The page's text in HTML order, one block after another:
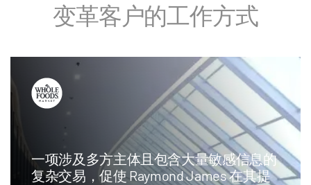
变革客户的工作方式
一项涉及多方主体且包含大量敏感信息的
复杂交易，促使 Raymond James 在其提